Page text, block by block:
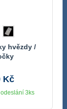
hvězdy /
Kč
odeslání 3ks